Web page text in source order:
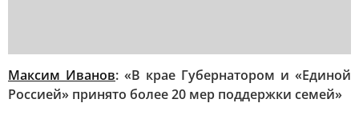
Максим Иванов: «В крае Губернатором и «Единой
Россией» принято более 20 мер поддержки семей»